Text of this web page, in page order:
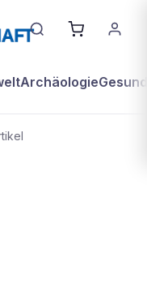
Archäologie
5 bringt
All